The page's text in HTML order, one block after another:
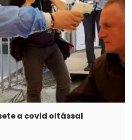
a covid oltással